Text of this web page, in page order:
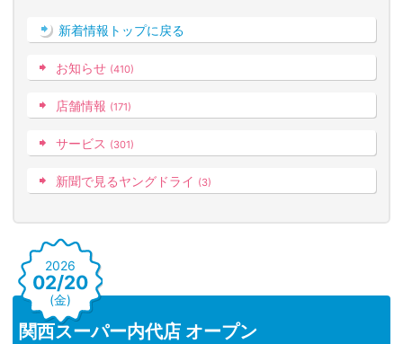
新着情報トップに戻る
お知らせ (410)
店舗情報 (171)
サービス (301)
新聞で見るヤングドライ (3)
関西スーパー内代店 オープン
2026
02/20
(金)